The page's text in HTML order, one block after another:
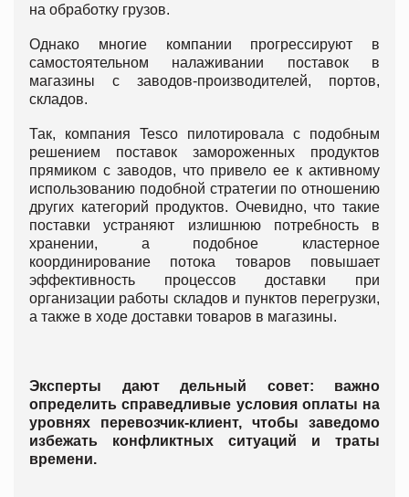
на обработку грузов.
Однако многие компании прогрессируют в
самостоятельном налаживании поставок в
магазины с заводов-производителей, портов,
складов.
Так, компания Tesco пилотировала с подобным
решением поставок замороженных продуктов
прямиком с заводов, что привело ее к активному
использованию подобной стратегии по отношению
других категорий продуктов. Очевидно, что такие
поставки устраняют излишнюю потребность в
хранении, а подобное кластерное
координирование потока товаров повышает
эффективность процессов доставки при
организации работы складов и пунктов перегрузки,
а также в ходе доставки товаров в магазины.
Эксперты дают дельный совет: важно
определить справедливые условия оплаты на
уровнях перевозчик-клиент, чтобы заведомо
избежать конфликтных ситуаций и траты
времени.